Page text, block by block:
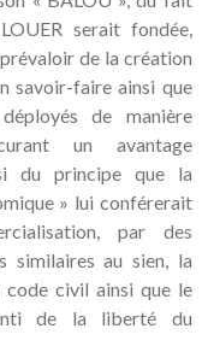
serait fondée,
de la création
savoir-faire ainsi que
de manière
un avantage
du principe que la
» lui conférerait
par des
similaires au sien, la
civil ainsi que le
de la liberté du